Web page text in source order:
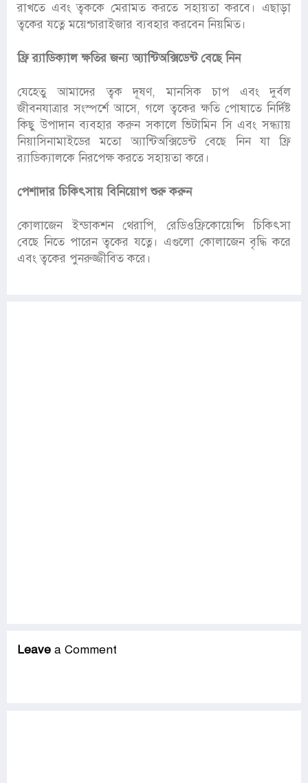
রাখতে এবং ত্বককে মেরামত করতে সহায়তা করবে। এছাড়া
ত্বকের যত্নে ময়েশ্চারাইজার ব্যবহার করবেন নিয়মিত।
ফ্রি র‍্যাডিক্যাল ক্ষতির জন্য অ্যান্টিঅক্সিডেন্ট বেছে নিন
যেহেতু আমাদের ত্বক দূষণ, মানসিক চাপ এবং দুর্বল
জীবনযাত্রার সংস্পর্শে আসে, গলে ত্বকের ক্ষতি পোষাতে নির্দিষ্ট
কিছু উপাদান ব্যবহার করুন সকালে ভিটামিন সি এবং সন্ধ্যায়
নিয়াসিনামাইডের মতো অ্যান্টিঅক্সিডেন্ট বেছে নিন যা ফ্রি
র‍্যাডিক্যালকে নিরপেক্ষ করতে সহায়তা করে।
পেশাদার চিকিৎসায় বিনিয়োগ শুরু করুন
কোলাজেন ইন্ডাকশন থেরাপি, রেডিওফ্রিকোয়েন্সি চিকিৎসা
বেছে নিতে পারেন ত্বকের যত্নে। এগুলো কোলাজেন বৃদ্ধি করে
এবং ত্বকের পুনরুজ্জীবিত করে।
Leave a Comment